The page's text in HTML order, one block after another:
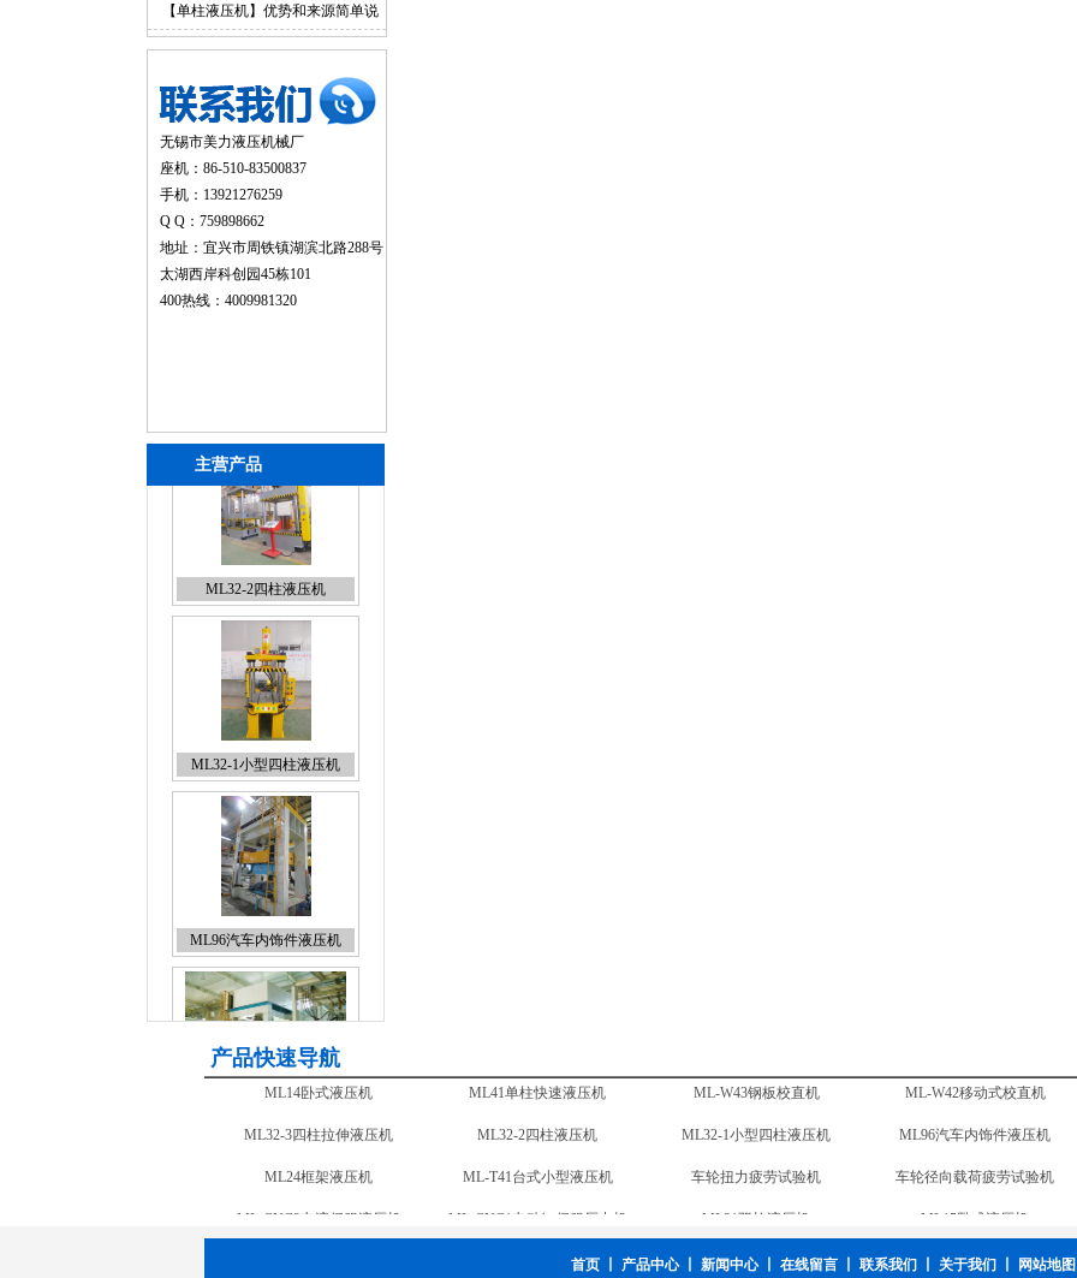
你值得拥有
【单柱液压机】优势和来源简单说
明
无锡市美力液压机械厂
座机：86-510-83500837
手机：13921276259
Q Q：759898662
地址：宜兴市周铁镇湖滨北路288号
太湖西岸科创园45栋101
400热线：4009981320
主营产品
ML32-1小型四柱液压机
ML96汽车内饰件液压机
ML28框架液压机 移动工作
台
ML28框架液压机 固定工作
产品快速导航
首页
产品中心丨 新闻中心丨 在线留言 联系我们 关于我们 网站地图